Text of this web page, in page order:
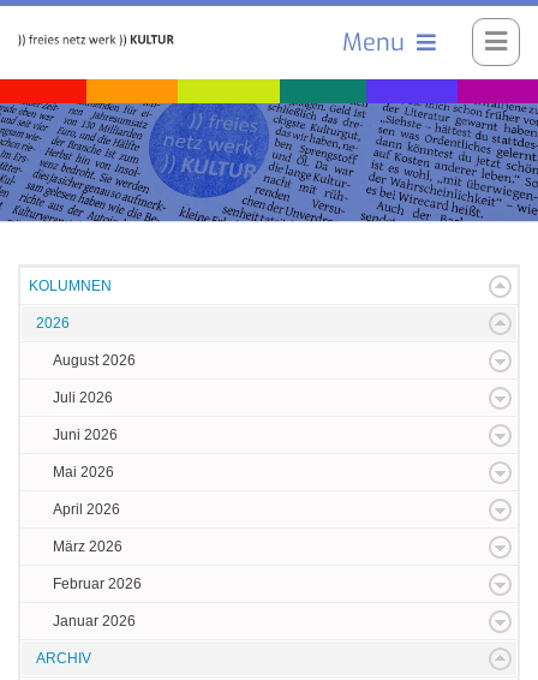
Menu
KOLUMNEN
2026
August 2026
Juli 2026
Juni 2026
Mai 2026
April 2026
März 2026
Februar 2026
Januar 2026
ARCHIV